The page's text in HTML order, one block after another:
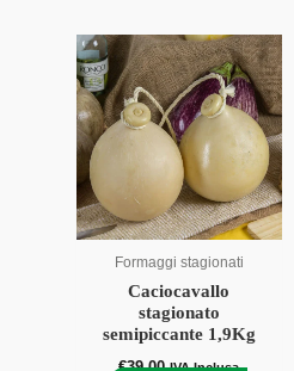
Formaggi stagionati
Caciocavallo
stagionato
semipiccante 1,9Kg
€39,00 IVA Inclusa